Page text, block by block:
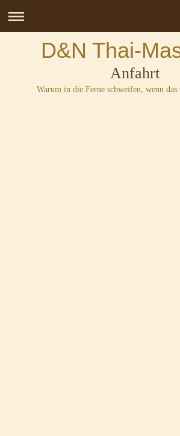
D&N Thai-
Anfahrt
Warum in die Ferne schweifen, wenn das